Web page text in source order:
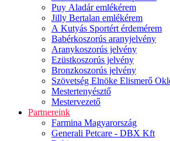
Puy Aladár emlékérem
Jilly Bertalan emlékérem
A Kutyás Sportért érdemérem
Babérkoszorús aranyjelvény
Aranykoszorús jelvény
Ezüstkoszorús jelvény
Bronzkoszorús jelvény
Szövetség Elnöke Elismerő
Mestertenyésztő
Mestervezető
Partnereink
Farmina Magyarország
Generali Petcare - DBX Kft